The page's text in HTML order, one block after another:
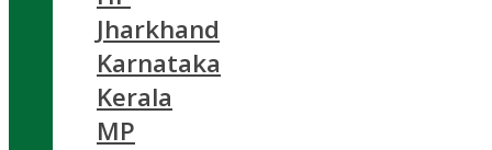
Jharkhand
Karnataka
Kerala
MP